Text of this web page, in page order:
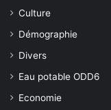
Culture
Démographie
Divers
Eau potable ODD6
Economie